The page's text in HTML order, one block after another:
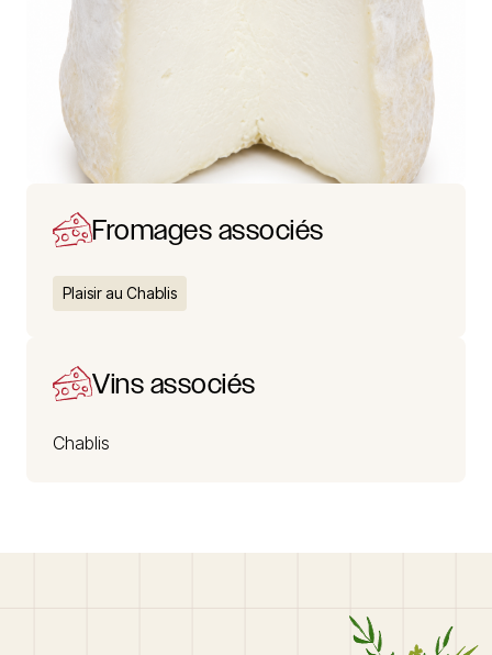
Fromages associés
Plaisir au Chablis
Vins associés
Chablis